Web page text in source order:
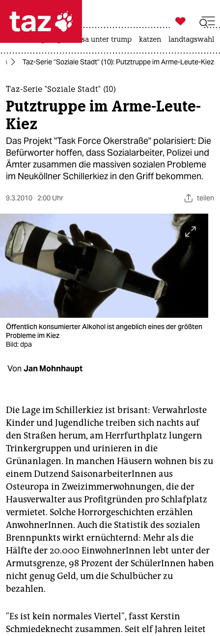
 taz zahl ich
taz zahl ich
themen
politik
öko
gesellschaft
kultur
sport
berlin
nord
wahrheit
veranstaltungen
shop
fragen & hilfe
genossenschaft
epaper login

taz zahl ich
usa unter trump katzen landtagswahl
Taz-Serie "Soziale Stadt" (10): Putztruppe im Arme-Leute-Kiez
Taz-Serie "Soziale Stadt" (10)
Putztruppe im Arme-Leute-
Kiez
Das Projekt "Task Force Okerstraße" polarisiert: Die
Befürworter hoffen, dass Sozialarbeiter, Polizei und
Ämter zusammen die massiven sozialen Probleme
im Neuköllner Schillerkiez in den Griff bekommen.
9.3.2010 2:00 Uhr teilen
Öffentlich konsumierter Alkohol ist angeblich eines der größten
Probleme im Kiez
Bild: dpa
Von Jan Mohnhaupt
Die Lage im Schillerkiez ist brisant: Verwahrloste
Kinder und Jugendliche treiben sich nachts auf
den Straßen herum, am Herrfurthplatz lungern
Trinkergruppen und urinieren in die
Grünanlagen. In manchen Häusern wohnen bis zu
einem Dutzend SaisonarbeiterInnen aus
Osteuropa in Zweizimmerwohnungen, die der
Hausverwalter aus Profitgründen pro Schlafplatz
vermietet. Solche Horrorgeschichten erzählen
AnwohnerInnen. Auch die Statistik des sozialen
Brennpunkts wirkt ernüchternd: Mehr als die
Hälfte der 20.000 EinwohnerInnen lebt unter der
Armutsgrenze, 98 Prozent der SchülerInnen haben
nicht genug Geld, um die Schulbücher zu
bezahlen.
"Es ist kein normales Viertel", fasst Kerstin
Schmiedeknecht zusammen. Seit elf Jahren leitet